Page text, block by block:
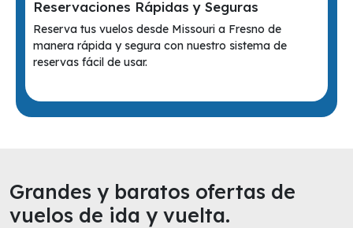
Reservaciones Rápidas y Seguras
Reserva tus vuelos desde Missouri a Fresno de
manera rápida y segura con nuestro sistema de
reservas fácil de usar.
Grandes y baratos ofertas de
vuelos de ida y vuelta.